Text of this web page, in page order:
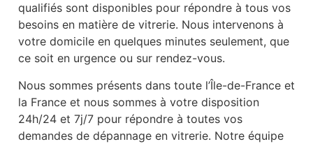
qualifiés sont disponibles pour répondre à tous vos
besoins en matière de vitrerie. Nous intervenons à
votre domicile en quelques minutes seulement, que
ce soit en urgence ou sur rendez-vous.
Nous sommes présents dans toute l’Île-de-France et
la France et nous sommes à votre disposition
24h/24 et 7j/7 pour répondre à toutes vos
demandes de dépannage en vitrerie. Notre équipe